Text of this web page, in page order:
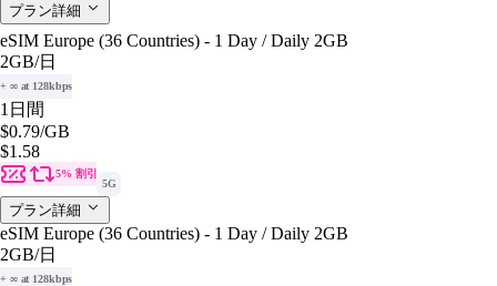
プラン詳細
eSIM Europe (36 Countries) - 1 Day / Daily 2GB
2GB/日
+ ∞ at 128kbps
1日間
$0.79/GB
$1.58
5% 割引
5G
プラン詳細
eSIM Europe (36 Countries) - 1 Day / Daily 2GB
2GB/日
+ ∞ at 128kbps